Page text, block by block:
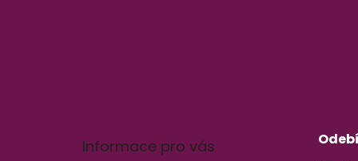
Informace pro vás